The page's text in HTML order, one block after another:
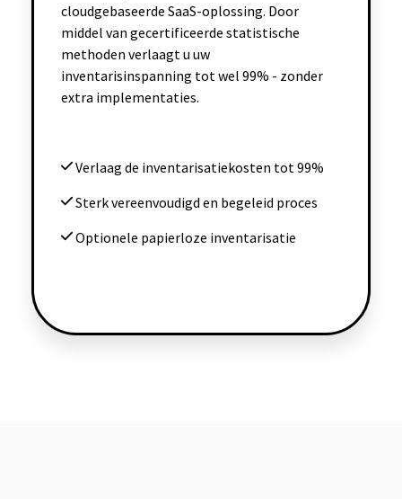
cloudgebaseerde SaaS-oplossing. Door
middel van gecertificeerde statistische
methoden verlaagt u uw
inventarisinspanning tot wel 99% - zonder
extra implementaties.
Verlaag de inventarisatiekosten tot 99%
Sterk vereenvoudigd en begeleid proces
Optionele papierloze inventarisatie